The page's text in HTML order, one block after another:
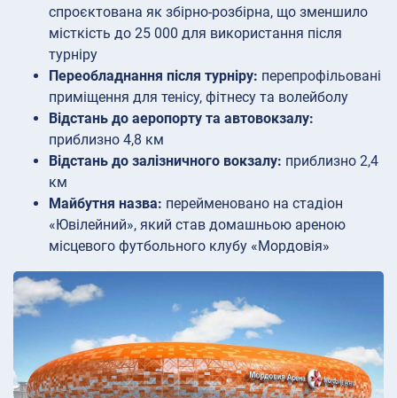
спроєктована як збірно-розбірна, що зменшило
місткість до 25 000 для використання після
турніру
Переобладнання після турніру: перепрофільовані
приміщення для тенісу, фітнесу та волейболу
Відстань до аеропорту та автовокзалу:
приблизно 4,8 км
Відстань до залізничного вокзалу: приблизно 2,4
км
Майбутня назва: перейменовано на стадіон
«Ювілейний», який став домашньою ареною
місцевого футбольного клубу «Мордовія»